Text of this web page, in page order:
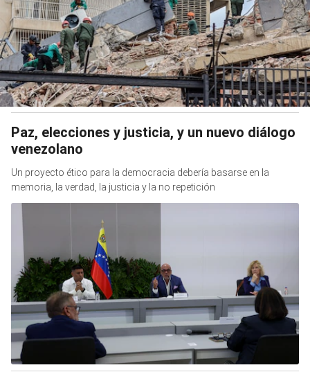
Paz, elecciones y justicia, y un nuevo diálogo
venezolano
Un proyecto ético para la democracia debería basarse en la
memoria, la verdad, la justicia y la no repetición